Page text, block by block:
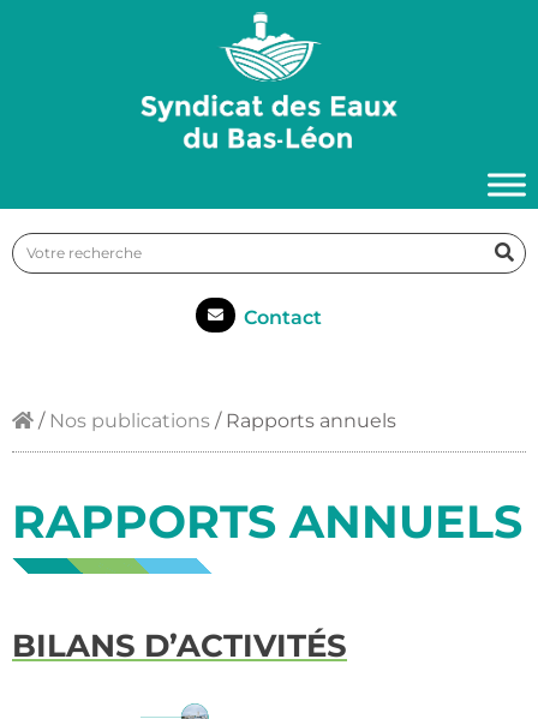
Contact
/ Nos publications / Rapports annuels
RAPPORTS ANNUELS
BILANS D’ACTIVITÉS